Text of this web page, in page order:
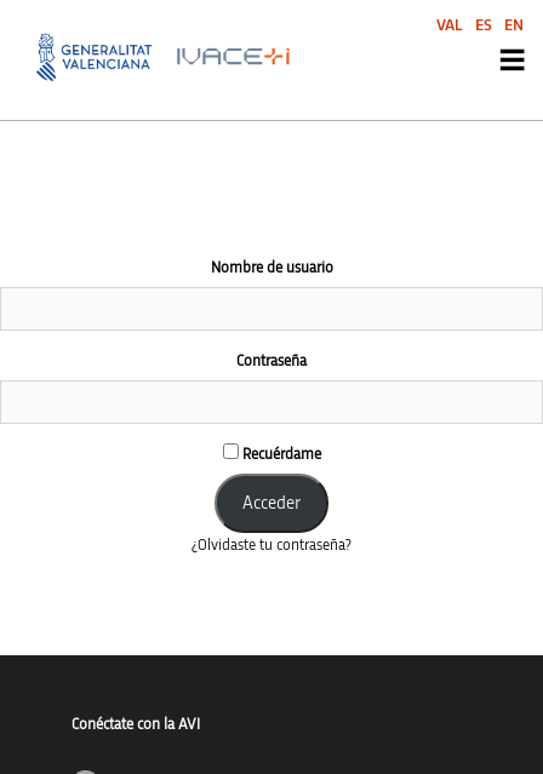
Nombre de usuario
Contraseña
Recuérdame
¿Olvidaste tu contraseña?
Conéctate con la AVI
VAL ES EN